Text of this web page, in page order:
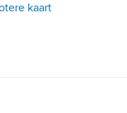
kaart